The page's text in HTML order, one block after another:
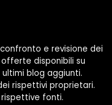
e revisione dei
disponibili su
blog aggiunti.
rispettivi proprietari.
fonti.